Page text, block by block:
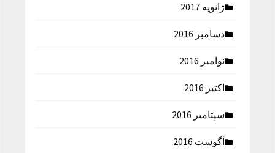
ژانویه 2017
دسامبر 2016
نوامبر 2016
اکتبر 2016
سپتامبر 2016
آگوست 2016